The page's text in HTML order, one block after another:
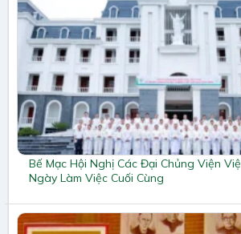
Bế Mạc Hội Nghị Các Đại Chủng Viện
Ngày Làm Việc Cuối Cùng